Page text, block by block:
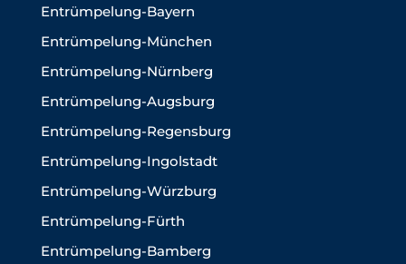
Entrümpelung-Bayern
Entrümpelung-München
Entrümpelung-Nürnberg
Entrümpelung-Augsburg
Entrümpelung-Regensburg
Entrümpelung-Ingolstadt
Entrümpelung-Würzburg
Entrümpelung-Fürth
Entrümpelung-Bamberg